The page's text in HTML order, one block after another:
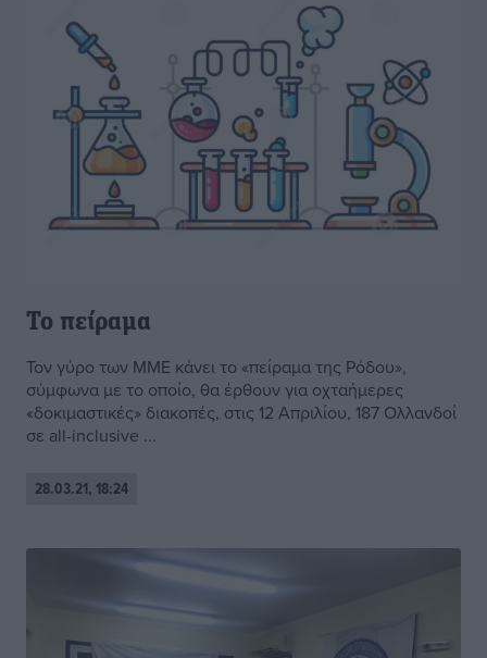
Το πείραμα
Τον γύρο των ΜΜΕ κάνει το «πείραμα της Ρόδου»,
σύμφωνα με το οποίο, θα έρθουν για οχταήμερες
«δοκιμαστικές» διακοπές, στις 12 Απριλίου, 187 Ολλανδοί
σε all-inclusive ...
28.03.21, 18:24